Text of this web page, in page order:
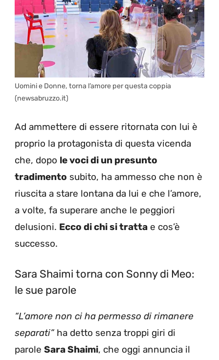
Uomini e Donne, torna l’amore per questa coppia
(newsabruzzo.it)
Ad ammettere di essere ritornata con lui è
proprio la protagonista di questa vicenda
che, dopo le voci di un presunto
tradimento subito, ha ammesso che non è
riuscita a stare lontana da lui e che l’amore,
a volte, fa superare anche le peggiori
delusioni. Ecco di chi si tratta e cos’è
successo.
Sara Shaimi torna con Sonny di Meo:
le sue parole
“L’amore non ci ha permesso di rimanere
separati”ha detto senza troppi giri di
parole Sara Shaimi, che oggi annuncia il